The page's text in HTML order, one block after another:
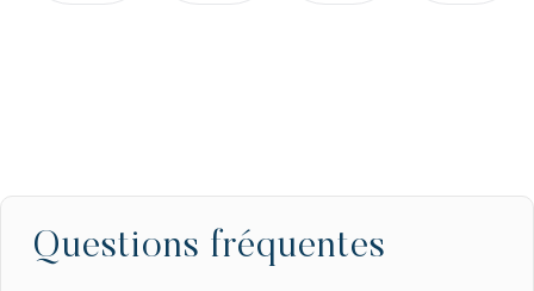
Questions fréquentes